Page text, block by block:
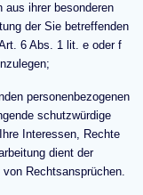
ihrer besonderen
der Sie betreffenden
6 Abs. 1 lit. e oder f
personenbezogenen
schutzwürdige
Interessen, Rechte
dient der
Rechtsansprüchen.